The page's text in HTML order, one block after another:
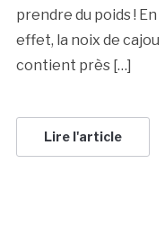
prendre du poids ! En
effet, la noix de cajou
contient près […]
Lire l'article